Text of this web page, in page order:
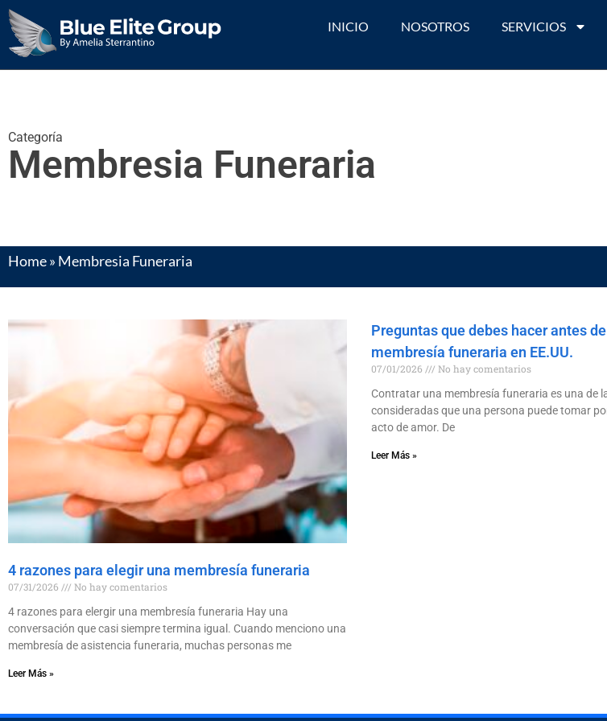
INICIO NOSOTROS SERVICIOS
Categoría
Membresia Funeraria
Home» Membresia Funeraria
4 razones para elegir una membresía funeraria
07/31/2026
No hay comentarios
4 razones para elergir una membresía funeraria Hay una
conversación que casi siempre termina igual. Cuando menciono una
membresía de asistencia funeraria, muchas personas me
Leer Más »
Preguntas que debes hacer antes
membresía funeraria en EE.UU.
07/01/2026
No hay comentarios
Contratar una membresía funeraria es una de
consideradas que una persona puede tomar
acto de amor. De
Leer Más »